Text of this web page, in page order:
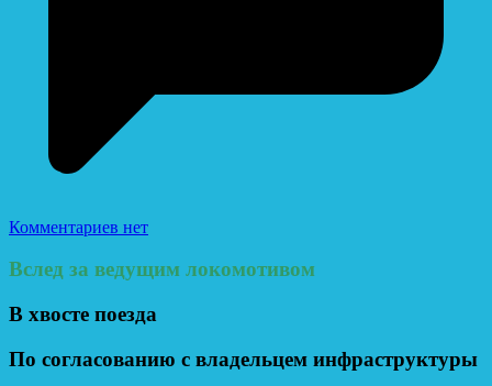
Комментариев нет
Вслед за ведущим локомотивом
В хвосте поезда
По согласованию с владельцем инфраструктуры